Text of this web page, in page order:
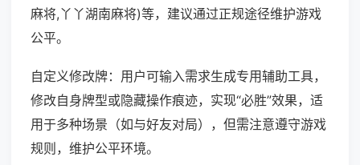
麻将,丫丫湖南麻将)等，建议通过正规途径维护游戏
公平。
自定义修改牌：用户可输入需求生成专用辅助工具，
修改自身牌型或隐藏操作痕迹，实现“必胜”效果，适
用于多种场景（如与好友对局），但需注意遵守游戏
规则，维护公平环境。